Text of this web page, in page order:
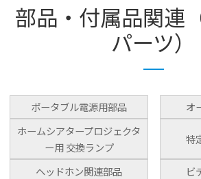
部品・付属品関連
パーツ）
ポータブル電源用部品
オ
ホームシアタープロジェクタ
ー用 交換ランプ
特
ヘッドホン関連部品
ビ